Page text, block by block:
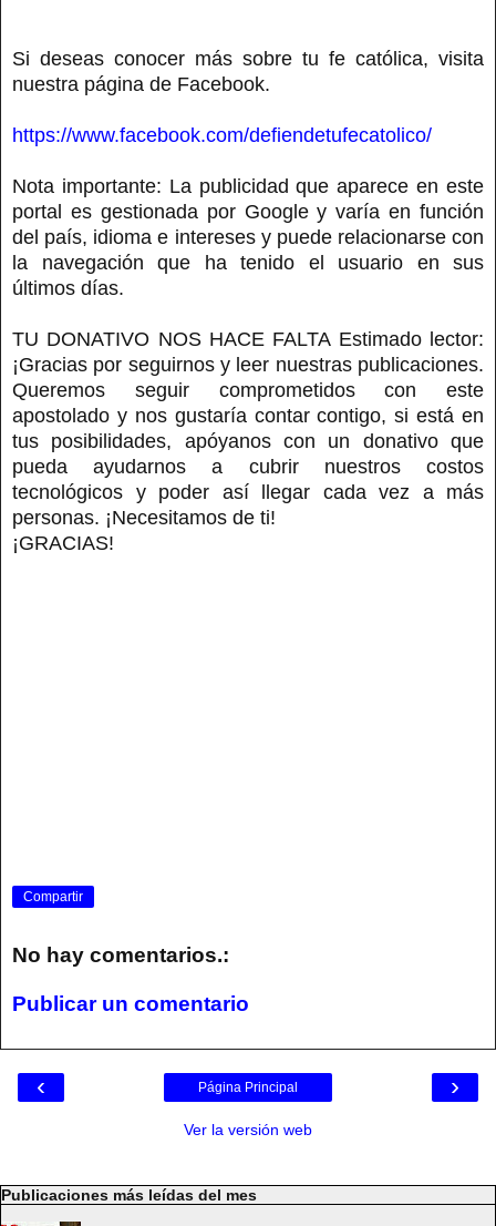
Si deseas conocer más sobre tu fe católica, visita
nuestra página de Facebook.
https://www.facebook.com/defiendetufecatolico/
Nota importante: La publicidad que aparece en este
portal es gestionada por Google y varía en función
del país, idioma e intereses y puede relacionarse con
la navegación que ha tenido el usuario en sus
últimos días.
TU DONATIVO NOS HACE FALTA Estimado lector:
¡Gracias por seguirnos y leer nuestras publicaciones.
Queremos seguir comprometidos con este
apostolado y nos gustaría contar contigo, si está en
tus posibilidades, apóyanos con un donativo que
pueda ayudarnos a cubrir nuestros costos
tecnológicos y poder así llegar cada vez a más
personas. ¡Necesitamos de ti!
¡GRACIAS!
Compartir
No hay comentarios.:
Publicar un comentario
‹ ›
Página Principal
Ver la versión web
Publicaciones más leídas del mes